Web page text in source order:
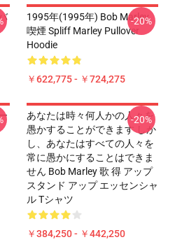
1995年(1995年) Bob Marley
喫煙 Spliff Marley Pullover
Hoodie
￥622,775 - ￥724,275
-20%
あなたは時々何人かの人々を
愚かすることができます しか
し、あなたはすべての人々を
常に愚かにすることはできま
せん Bob Marley 歌 得 アップ
スタンド アップ エッセンシャ
ル Tシャツ
￥384,250 - ￥442,250
-20%